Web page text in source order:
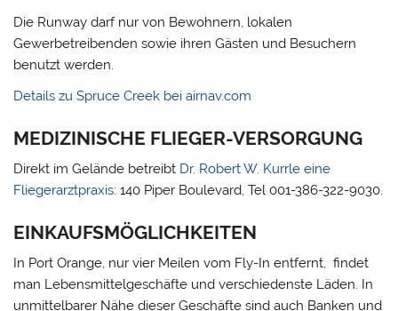
Die Runway darf nur von Bewohnern, lokalen
Gewerbetreibenden sowie ihren Gästen und Besuchern
benutzt werden.
Details zu Spruce Creek bei airnav.com
MEDIZINISCHE FLIEGER-VERSORGUNG
Direkt im Gelände betreibt Dr. Robert W. Kurrle eine
Fliegerarztpraxis: 140 Piper Boulevard, Tel 001-386-322-9030.
EINKAUFSMÖGLICHKEITEN
In Port Orange, nur vier Meilen vom Fly-In entfernt, findet
man Lebensmittelgeschäfte und verschiedenste Läden. In
unmittelbarer Nähe dieser Geschäfte sind auch Banken und